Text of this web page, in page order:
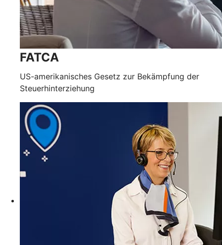
FATCA
US-amerikanisches Gesetz zur Bekämpfung der
Steuerhinterziehung